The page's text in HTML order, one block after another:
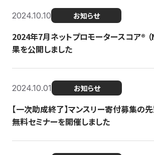
2024.10.10 お知らせ
2024年7月ネットプロモータースコア®︎
果を公開しました
2024.10.01 お知らせ
【一次助成終了】マンスリー寄付募集の
無料セミナーを開催しました